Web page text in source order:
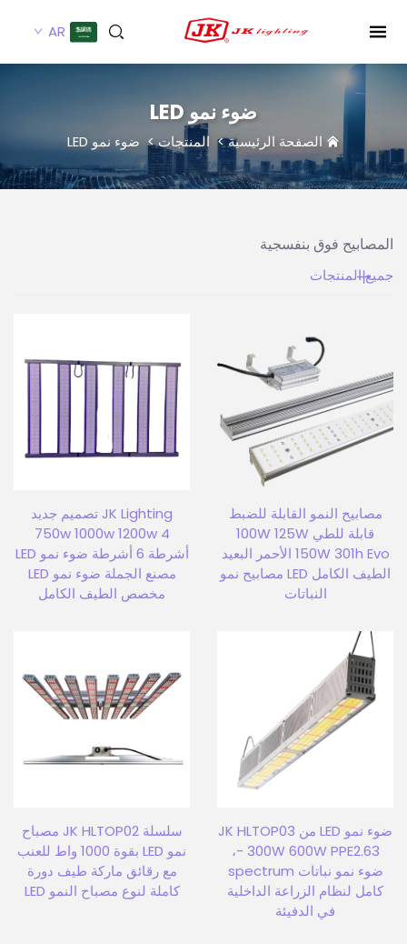
AR
ضوء نمو LED
الصفحة الرئيسية> المنتجات> ضوء نمو LED
المصابيح فوق بنفسجية
جميع المنتجات
مصابيح النمو القابلة للضبط
قابلة للطي 100W 125W
150W 301h Evo الأحمر البعيد
الطيف الكامل LED مصابيح نمو
النباتات
JK Lighting تصميم جديد
750w 1000w 1200w 4
أشرطة 6 أشرطة ضوء نمو LED
مصنع الجملة ضوء نمو LED
مخصص الطيف الكامل
ضوء نمو LED من JK HLTOP03
- 300W 600W PPE2.63،
ضوء نمو نباتات spectrum
كامل لنظام الزراعة الداخلية
في الدفيئة
سلسلة JK HLTOP02 مصباح
نمو LED بقوة 1000 واط للعنب
مع رقائق ماركة طيف دورة
كاملة لنوع مصباح النمو LED